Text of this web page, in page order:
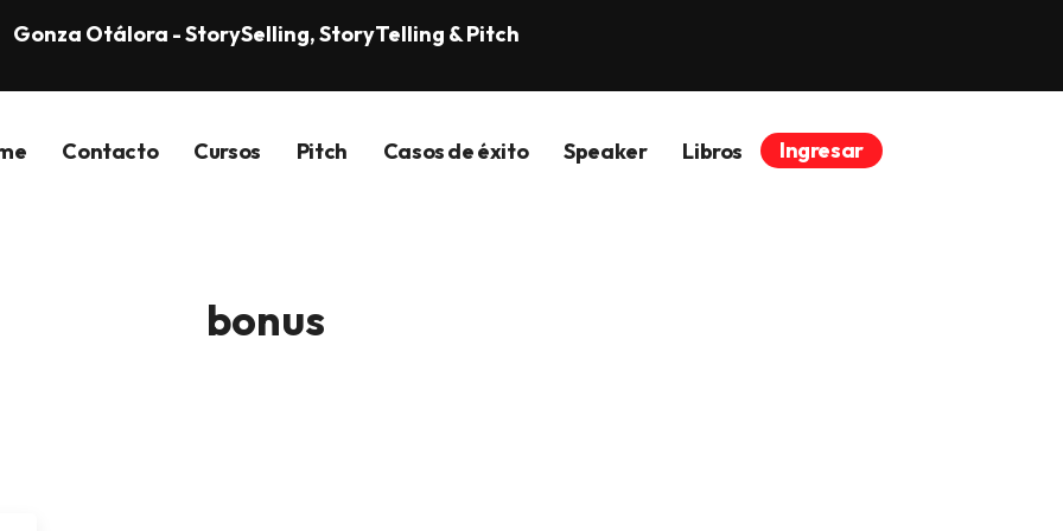
Gonza Otálora - StorySelling, StoryTelling & Pitch
Contacto Cursos Pitch Casos de éxito Speaker Libros Ingresar
bonus